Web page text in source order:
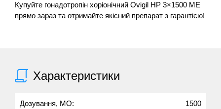
Купуйте гонадотропін хоріонічний Ovigil HP 3×1500 МЕ
прямо зараз та отримайте якісний препарат з гарантією!
Характеристики
Дозування, МО: 1500